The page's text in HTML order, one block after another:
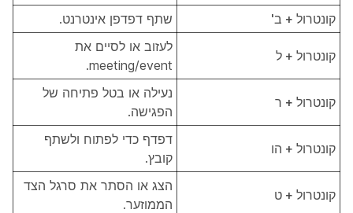
קונטרול + ב'
שתף דפדפן אינטרנט.
קונטרול + ל
לעזוב או לסיים את
meeting/event.
קונטרול + ר
נעילה או בטל פתיחה של
הפגישה.
קונטרול + הו
דפדף כדי לפתוח ולשתף
קובץ.
קונטרול + ט
הצג או הסתר את סרגל הצד
הממוזער.